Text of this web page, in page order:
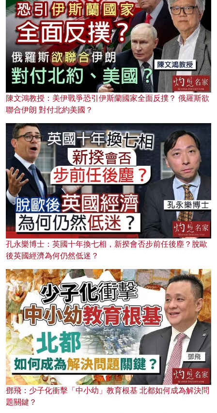
陳文鴻教授：美伊戰爭恐引伊斯蘭國家全面反撲？ 俄羅斯欲
聯合伊朗 對付北約美國？
孔永樂博士：英國十年換七相，新揆會否步前任後塵？脫歐
後英國經濟為何仍然低迷？
鄧飛：少子化衝擊「中小幼」教育根基 北都如何成為解決問
題關鍵？